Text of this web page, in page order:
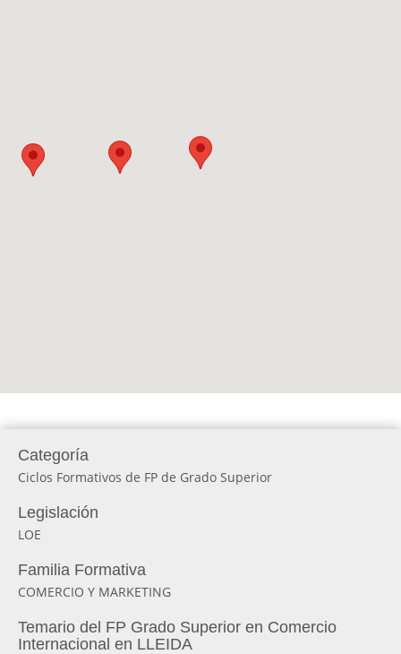
Categoría
Ciclos Formativos de FP de Grado Superior
Legislación
LOE
Familia Formativa
COMERCIO Y MARKETING
Temario del FP Grado Superior en Comercio
Internacional en LLEIDA